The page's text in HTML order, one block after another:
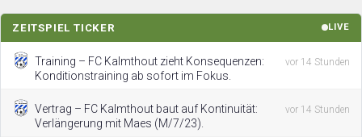
ZEITSPIEL TICKER LIVE
Training – FC Kalmthout zieht Konsequenzen:
Konditionstraining ab sofort im Fokus.
vor 14 Stunden
Vertrag – FC Kalmthout baut auf Kontinuität:
Verlängerung mit Maes (M/7/23).
vor 14 Stunden